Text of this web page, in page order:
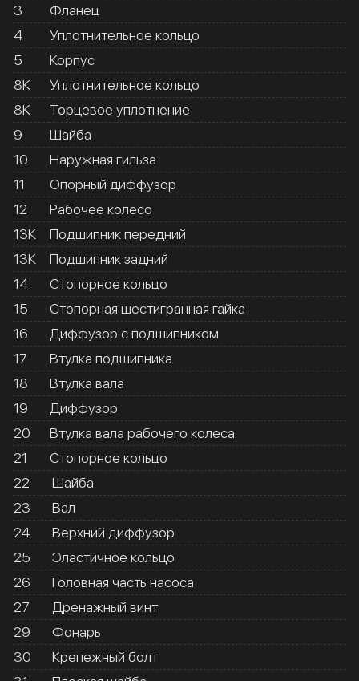
3
Фланец
4
Уплотнительное кольцо
5
Корпус
8К
Уплотнительное кольцо
8К
Торцевое уплотнение
9
Шайба
10
Наружная гильза
11
Опорный диффузор
12
Рабочее колесо
13К
Подшипник передний
13К
Подшипник задний
14
Стопорное кольцо
15
Стопорная шестигранная гайка
16
Диффузор с подшипником
17
Втулка подшипника
18
Втулка вала
19
Диффузор
20
Втулка вала рабочего колеса
21
Стопорное кольцо
22
Шайба
23
Вал
24
Верхний диффузор
25
Эластичное кольцо
26
Головная часть насоса
27
Дренажный винт
29
Фонарь
30
Крепежный болт